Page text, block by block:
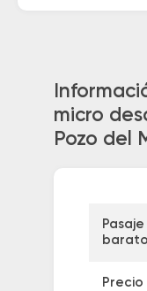
micro
Pozo del
barato
Precio